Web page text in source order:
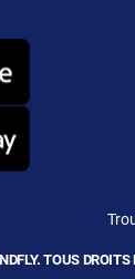
TOUS DROITS